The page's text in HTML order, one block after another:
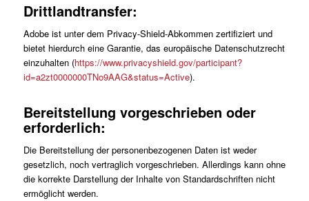
Drittlandtransfer:
Adobe ist unter dem Privacy-Shield-Abkommen zertifiziert und
bietet hierdurch eine Garantie, das europäische Datenschutzrecht
einzuhalten (https://www.privacyshield.gov/participant?
id=a2zt0000000TNo9AAG&status=Active).
Bereitstellung vorgeschrieben oder
erforderlich:
Die Bereitstellung der personenbezogenen Daten ist weder
gesetzlich, noch vertraglich vorgeschrieben. Allerdings kann ohne
die korrekte Darstellung der Inhalte von Standardschriften nicht
ermöglicht werden.